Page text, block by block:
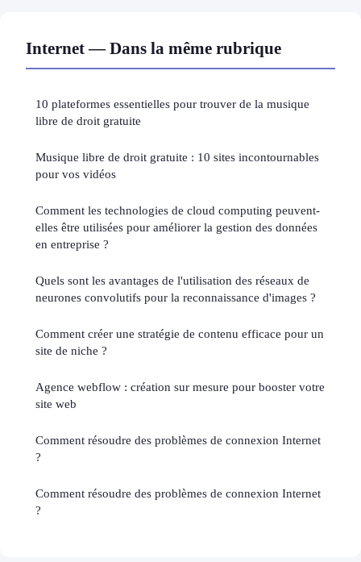
Internet — Dans la même rubrique
10 plateformes essentielles pour trouver de la musique
libre de droit gratuite
Musique libre de droit gratuite : 10 sites incontournables
pour vos vidéos
Comment les technologies de cloud computing peuvent-
elles être utilisées pour améliorer la gestion des données
en entreprise ?
Quels sont les avantages de l'utilisation des réseaux de
neurones convolutifs pour la reconnaissance d'images ?
Comment créer une stratégie de contenu efficace pour un
site de niche ?
Agence webflow : création sur mesure pour booster votre
site web
Comment résoudre des problèmes de connexion Internet
?
Comment résoudre des problèmes de connexion Internet
?